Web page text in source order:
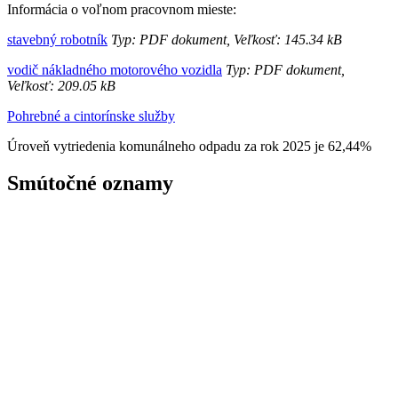
Informácia o voľnom pracovnom mieste:
stavebný robotník Typ: PDF dokument, Veľkosť: 145.34 kB
vodič nákladného motorového vozidla Typ: PDF dokument,
Veľkosť: 209.05 kB
Pohrebné a cintorínske služby
Úroveň vytriedenia komunálneho odpadu za rok 2025 je 62,44%
Smútočné oznamy